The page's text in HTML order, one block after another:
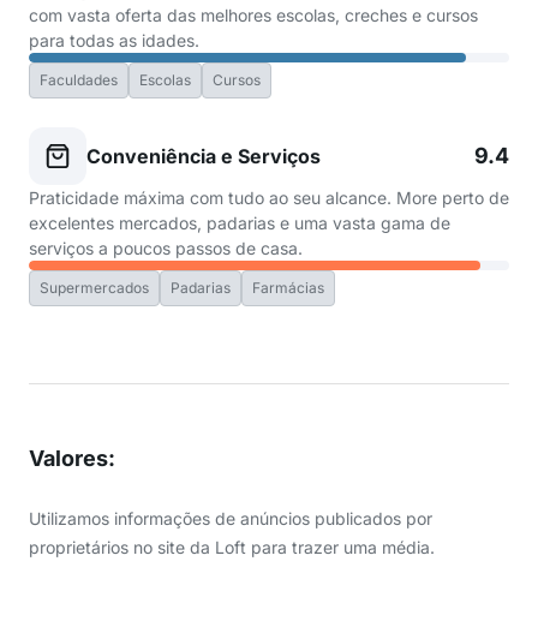
com vasta oferta das melhores escolas, creches e cursos
para todas as idades.
Faculdades Escolas Cursos
Conveniência e Serviços 9.4
Praticidade máxima com tudo ao seu alcance. More perto de
excelentes mercados, padarias e uma vasta gama de
serviços a poucos passos de casa.
Supermercados Padarias Farmácias
Valores:
Utilizamos informações de anúncios publicados por
proprietários no site da Loft para trazer uma média.